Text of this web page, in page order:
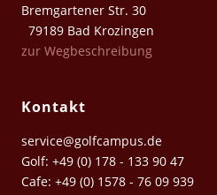
Bremgartener Str. 30
79189 Bad Krozingen
zur Wegbeschreibung
Kontakt
service@golfcampus.de
Golf: +49 (0) 178 - 133 90 47
Cafe: +49 (0) 1578 - 76 09 939